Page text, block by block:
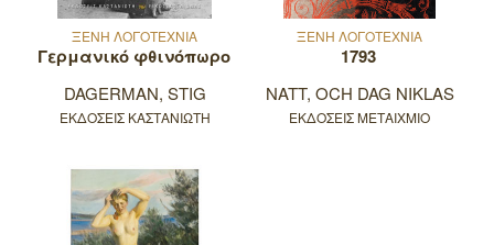
ΞΕΝΗ ΛΟΓΟΤΕΧΝΙΑ
Γερμανικό φθινόπωρο
DAGERMAN, STIG
ΕΚΔΟΣΕΙΣ ΚΑΣΤΑΝΙΩΤΗ
ΞΕΝΗ ΛΟΓΟΤΕΧΝΙΑ
1793
NATT, OCH DAG NIKLAS
ΕΚΔΟΣΕΙΣ ΜΕΤΑΙΧΜΙΟ